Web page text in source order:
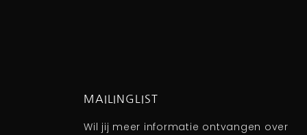
MAILINGLIST
Wil jij meer informatie ontvangen over